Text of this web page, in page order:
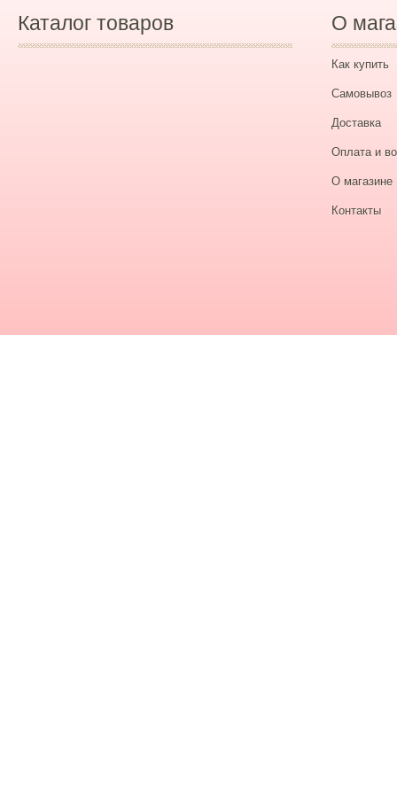
Каталог товаров О
Как купить
Самовывоз
Доставка
Оплата и
О магазине
Контакты